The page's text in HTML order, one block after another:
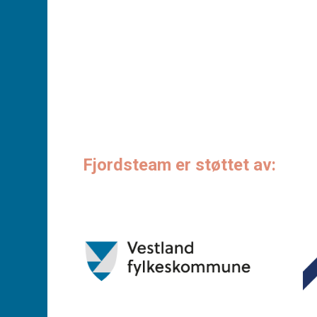
Fjordsteam er støttet av: